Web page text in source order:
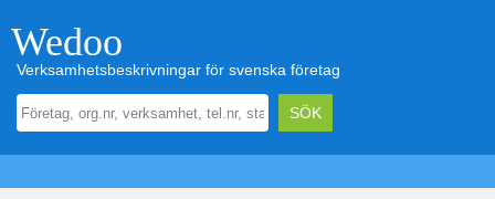
Wedoo
Verksamhetsbeskrivningar för svenska företag